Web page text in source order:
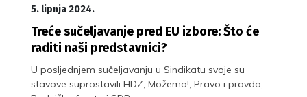
5. lipnja 2024.
Treće sučeljavanje pred EU izbore: Što će
raditi naši predstavnici?
U posljednjem sučeljavanju u Sindikatu svoje su
stavove suprostavili HDZ, Možemo!, Pravo i pravda,